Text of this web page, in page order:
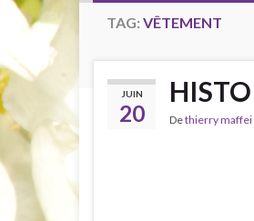
TAG: VÊTEMENT
JUIN
20 Dethierry maffei